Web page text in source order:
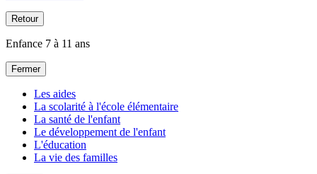
Retour
Enfance 7 à 11 ans
Fermer
Les aides
La scolarité à l'école élémentaire
La santé de l'enfant
Le développement de l'enfant
L'éducation
La vie des familles